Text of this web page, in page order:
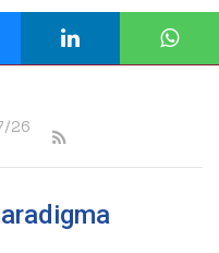
26